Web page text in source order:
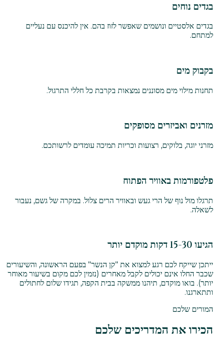
בגדים נוחים
בגדים אלסטיים ונושמים שאפשר לזוז בהם. אין להיכנס עם נעליים
למתחם.
בקבוק מים
תחנות מילוי מים מסוננים נמצאות בקרבת כל חללי התרגול.
מזרנים ואביזרים מסופקים
מזרני יוגה, בלוקים, רצועות וכריות תמיכה עומדים לרשותכם.
פלטפורמות באוויר הפתוח
תרגלו מול נוף של הרי געש ובאוויר הרים צלול. במקרה של גשם, נעבור
לשאלה.
הגיעו 15-30 דקות מוקדם יותר
ייתכן שייקח לכם רגע למצוא את "קן הנשר" בפעם הראשונה, והשיעורים
שכבר החלו אינם יכולים לקבל מאחרים (נזמין לכם מקום בשיעור מאוחר
יותר). בואו מוקדם, תיהנו ממשקה בבית הקפה, תגידו שלום לחתולים
ותתארגנו.
המורים שלכם
הכירו את המדריכים שלכם